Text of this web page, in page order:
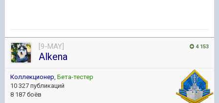
4 153
[9-MAY]
Alkena
Коллекционер, Бета-тестер
10 327 публикаций
8 187 боёв